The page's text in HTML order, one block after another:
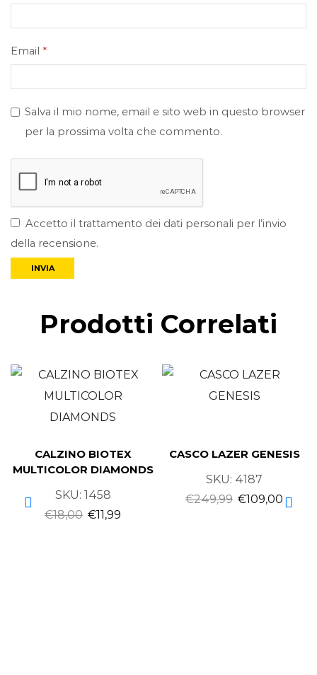
Email *
Salva il mio nome, email e sito web in questo browser
per la prossima volta che commento.
Accetto il trattamento dei dati personali per l’invio
della recensione.
Prodotti Correlati
CALZINO BIOTEX
MULTICOLOR DIAMONDS
SKU: 1458
€18,00 €11,99
CASCO LAZER GENESIS
SKU: 4187
€249,99 €109,00